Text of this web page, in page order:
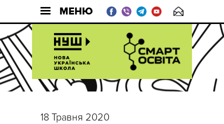
МЕНЮ
18 Травня 2020